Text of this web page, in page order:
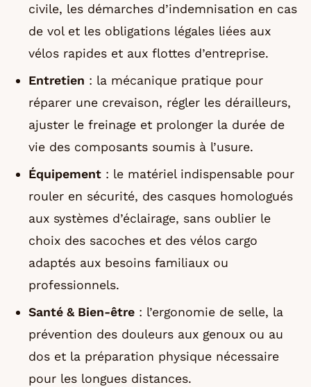
civile, les démarches d’indemnisation en cas
de vol et les obligations légales liées aux
vélos rapides et aux flottes d’entreprise.
Entretien : la mécanique pratique pour
réparer une crevaison, régler les dérailleurs,
ajuster le freinage et prolonger la durée de
vie des composants soumis à l’usure.
Équipement: le matériel indispensable pour
rouler en sécurité, des casques homologués
aux systèmes d’éclairage, sans oublier le
choix des sacoches et des vélos cargo
adaptés aux besoins familiaux ou
professionnels.
Santé & Bien-être: l’ergonomie de selle, la
prévention des douleurs aux genoux ou au
dos et la préparation physique nécessaire
pour les longues distances.